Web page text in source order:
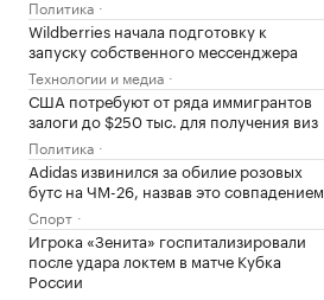
Политика
Wildberries начала подготовку к
запуску собственного мессенджера
Технологии и медиа
США потребуют от ряда иммигрантов
залоги до $250 тыс. для получения виз
Политика
Adidas извинился за обилие розовых
бутс на ЧМ-26, назвав это совпадением
Спорт
Игрока «Зенита» госпитализировали
после удара локтем в матче Кубка
России